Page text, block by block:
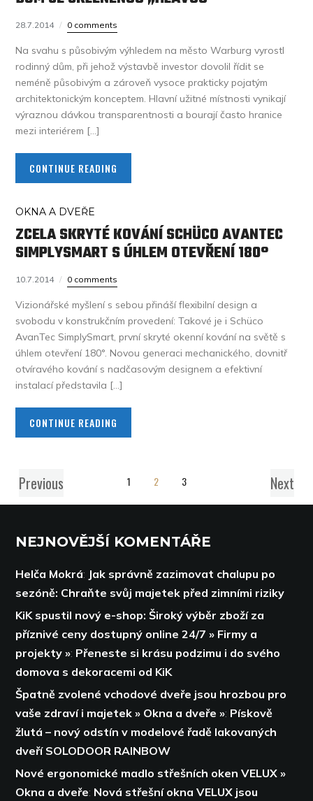
28.7.2014 0 comments
Na svahu s působivým výhledem na město Warburg vyrostl
rodinný dům, při jehož výstavbě investor dovolil řídit se
neméně působivým a zároveň vysoce prakticky pojatým
architektonickým konceptem. Hlavní užitné místnosti vynikají
výraznou dávkou transparentnosti a bourají často hranice
mezi interiérem […]
CONTINUE READING
OKNA A DVEŘE
ZCELA SKRYTÉ KOVÁNÍ SCHÜCO AVANTEC
SIMPLYSMART S ÚHLEM OTEVŘENÍ 180°
10.7.2014 0 comments
Vizionářské myšlení s sebou přináší flexibilní design a
svobodu v konstrukčním provedení: Takové je i Schüco
AvanTec SimplySmart, první skryté okenní kování na světě s
úhlem otevření 180°. Novou generaci mechanického, dovnitř
otvíravého kování s nadčasovým designem a efektivní
instalací představila […]
CONTINUE READING
Previous 1 2 3 Next
NEJNOVĚJŠÍ KOMENTÁŘE
Helča Mokrá: Jak správně zazimovat chalupu po
sezóně: Chraňte svůj majetek před zimními riziky
KiK spustil nový e-shop: Široký výběr zboží za
příznivé ceny dostupný online 24/7 » Firmy a
projekty »: Přeneste si krásu podzimu i do svého
domova s dekoracemi od KiK
Špatně zvolené vchodové dveře jsou hrozbou pro
vaše zdraví i majetek » Okna a dveře »: Pískově
žlutá – nový odstín v modelové řadě lakovaných
dveří SOLODOOR RAINBOW
Nové ergonomické madlo střešních oken VELUX »
Okna a dveře: Nová střešní okna VELUX jsou